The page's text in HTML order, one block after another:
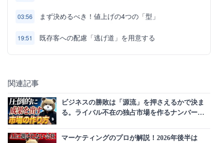
03:56 まず決めるべき！値上げの4つの「型」
19:51 既存客への配慮「逃げ道」を用意する
関連記事
ビジネスの勝敗は「源流」を押さえるかで決ま
る。ライバル不在の独占市場を作るナンバーワ
マーケティングのプロが解説！2026年後半は